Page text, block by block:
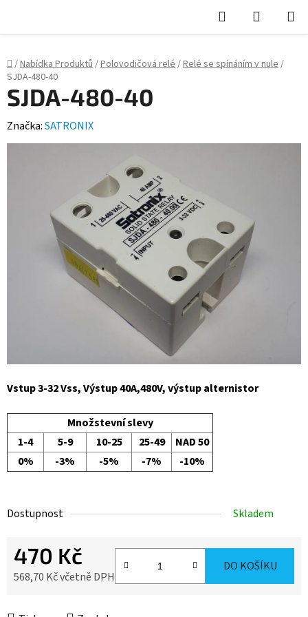
Hledat
KOŠÍK
Domů
/Nabídka Produktů /Polovodičová relé /Relé se spínáním v nule /
SJDA-480-40
Vstup 3-32 Vss, Výstup 40A,480V, výstup alternistor
Množstevní slevy
1-4
5-9 10-25 25-49
NAD 50
0%
-3% -5% -7% -10%
Dostupnost Skladem
470 Kč
568,70 Kč včetně DPH
DO KOŠÍKU
SJDA-480-40
Značka:SATRONIX